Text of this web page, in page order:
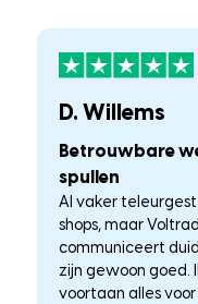
D. Willems
Betrouwbare
spullen
Al vaker
shops, maar
communiceert
zijn gewoon goed.
voortaan alles voor